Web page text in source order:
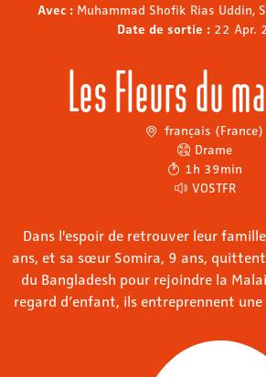
Avec : Muhammad Shofik Rias Uddin,
Date de sortie : 22 Apr.
Les Fleurs du
français (France)
Drame
1h 39min
VOSTFR
Dans l'espoir de retrouver leur
ans, et sa sœur Somira, 9 ans,
du Bangladesh pour rejoindre la
regard d’enfant, ils entreprennent